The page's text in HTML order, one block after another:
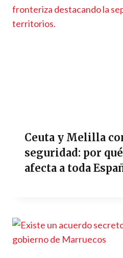
Ceuta y Melilla
seguridad: por
afecta a toda